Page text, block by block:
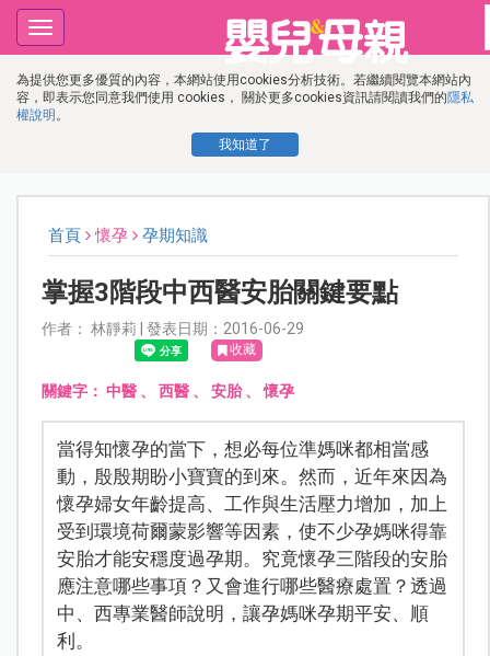
為提供您更多優質的內容，本網站使用cookies分析技術。若繼續閱覽本網站內
容，即表示您同意我們使用 cookies， 關於更多cookies資訊請閱讀我們的隱私
權說明 。
我知道了
Toggle
navigation
首頁 懷孕 孕期知識
掌握3階段中西醫安胎關鍵要點
作者： 林靜莉 | 發表日期：2016-06-29
收藏
關鍵字： 中醫、 西醫、 安胎、懷孕
當得知懷孕的當下，想必每位準媽咪都相當感
動，殷殷期盼小寶寶的到來。然而，近年來因為
懷孕婦女年齡提高、工作與生活壓力增加，加上
受到環境荷爾蒙影響等因素，使不少孕媽咪得靠
安胎才能安穩度過孕期。究竟懷孕三階段的安胎
應注意哪些事項？又會進行哪些醫療處置？透過
中、西專業醫師說明，讓孕媽咪孕期平安、順
利。